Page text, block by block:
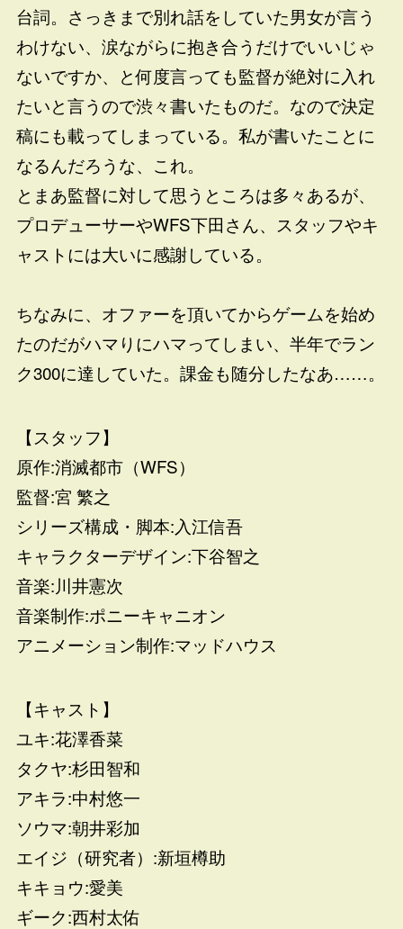
台詞。さっきまで別れ話をしていた男女が言う
わけない、涙ながらに抱き合うだけでいいじゃ
ないですか、と何度言っても監督が絶対に入れ
たいと言うので渋々書いたものだ。なので決定
稿にも載ってしまっている。私が書いたことに
なるんだろうな、これ。
とまあ監督に対して思うところは多々あるが、
プロデューサーやWFS下田さん、スタッフやキ
ャストには大いに感謝している。
ちなみに、オファーを頂いてからゲームを始め
たのだがハマりにハマってしまい、半年でラン
ク300に達していた。課金も随分したなあ……。
【スタッフ】
原作:消滅都市（WFS）
監督:宮 繁之
シリーズ構成・脚本:入江信吾
キャラクターデザイン:下谷智之
音楽:川井憲次
音楽制作:ポニーキャニオン
アニメーション制作:マッドハウス
【キャスト】
ユキ:花澤香菜
タクヤ:杉田智和
アキラ:中村悠一
ソウマ:朝井彩加
エイジ（研究者）:新垣樽助
キキョウ:愛美
ギーク:西村太佑